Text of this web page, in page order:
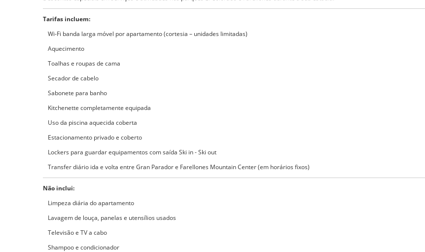
Tarifas incluem:
Wi-Fi banda larga móvel por apartamento (cortesia – unidades limitadas)
Aquecimento
Toalhas e roupas de cama
Secador de cabelo
Sabonete para banho
Kitchenette completamente equipada
Uso da piscina aquecida coberta
Estacionamento privado e coberto
Lockers para guardar equipamentos com saída Ski in - Ski out
Transfer diário ida e volta entre Gran Parador e Farellones Mountain Center (em horários fixos)
Não inclui:
Limpeza diária do apartamento
Lavagem de louça, panelas e utensílios usados
Televisão e TV a cabo
Shampoo e condicionador